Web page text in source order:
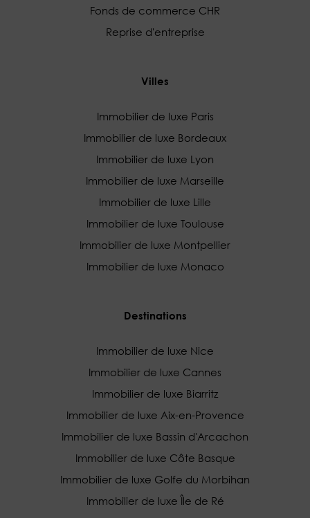
Fonds de commerce CHR
Reprise d'entreprise
Villes
Immobilier de luxe Paris
Immobilier de luxe Bordeaux
Immobilier de luxe Lyon
Immobilier de luxe Marseille
Immobilier de luxe Lille
Immobilier de luxe Toulouse
Immobilier de luxe Montpellier
Immobilier de luxe Monaco
Destinations
Immobilier de luxe Nice
Immobilier de luxe Cannes
Immobilier de luxe Biarritz
Immobilier de luxe Aix-en-Provence
Immobilier de luxe Bassin d'Arcachon
Immobilier de luxe Côte Basque
Immobilier de luxe Golfe du Morbihan
Immobilier de luxe Île de Ré